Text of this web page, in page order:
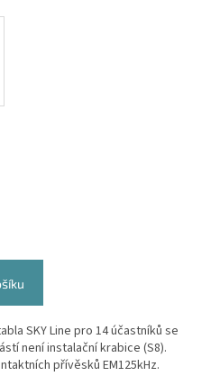
SKY Line pro 14 účastníků se
není instalační krabice (S8).
přívěsků EM125kHz.